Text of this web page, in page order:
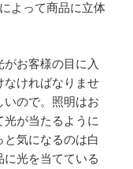
よって商品に立体
お客様の目に入
なければなりませ
いので。照明はお
が当たるように
気になるのは白
光を当てている